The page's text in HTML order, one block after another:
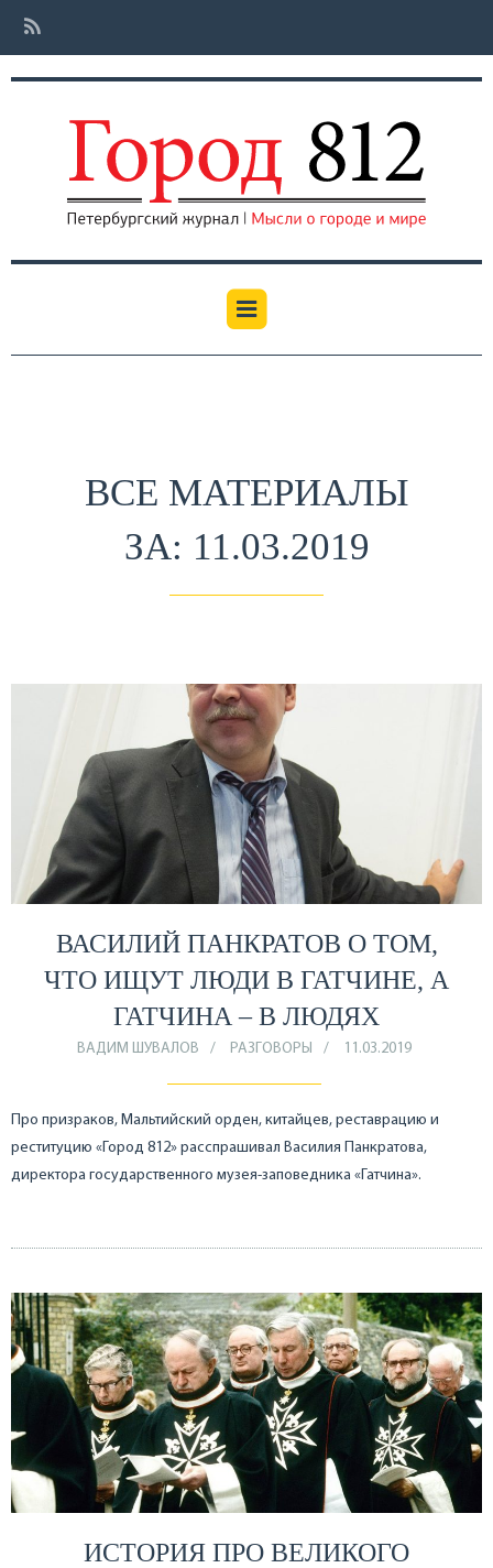
ВСЕ МАТЕРИАЛЫ
ЗА: 11.03.2019
ВАСИЛИЙ ПАНКРАТОВ О ТОМ,
ЧТО ИЩУТ ЛЮДИ В ГАТЧИНЕ, А
ГАТЧИНА – В ЛЮДЯХ
ВАДИМ ШУВАЛОВ РАЗГОВОРЫ 11.03.2019
Про призраков, Мальтийский орден, китайцев, реставрацию и
реституцию «Город 812» расспрашивал Василия Панкратова,
директора государственного музея-заповедника «Гатчина».
ИСТОРИЯ ПРО ВЕЛИКОГО